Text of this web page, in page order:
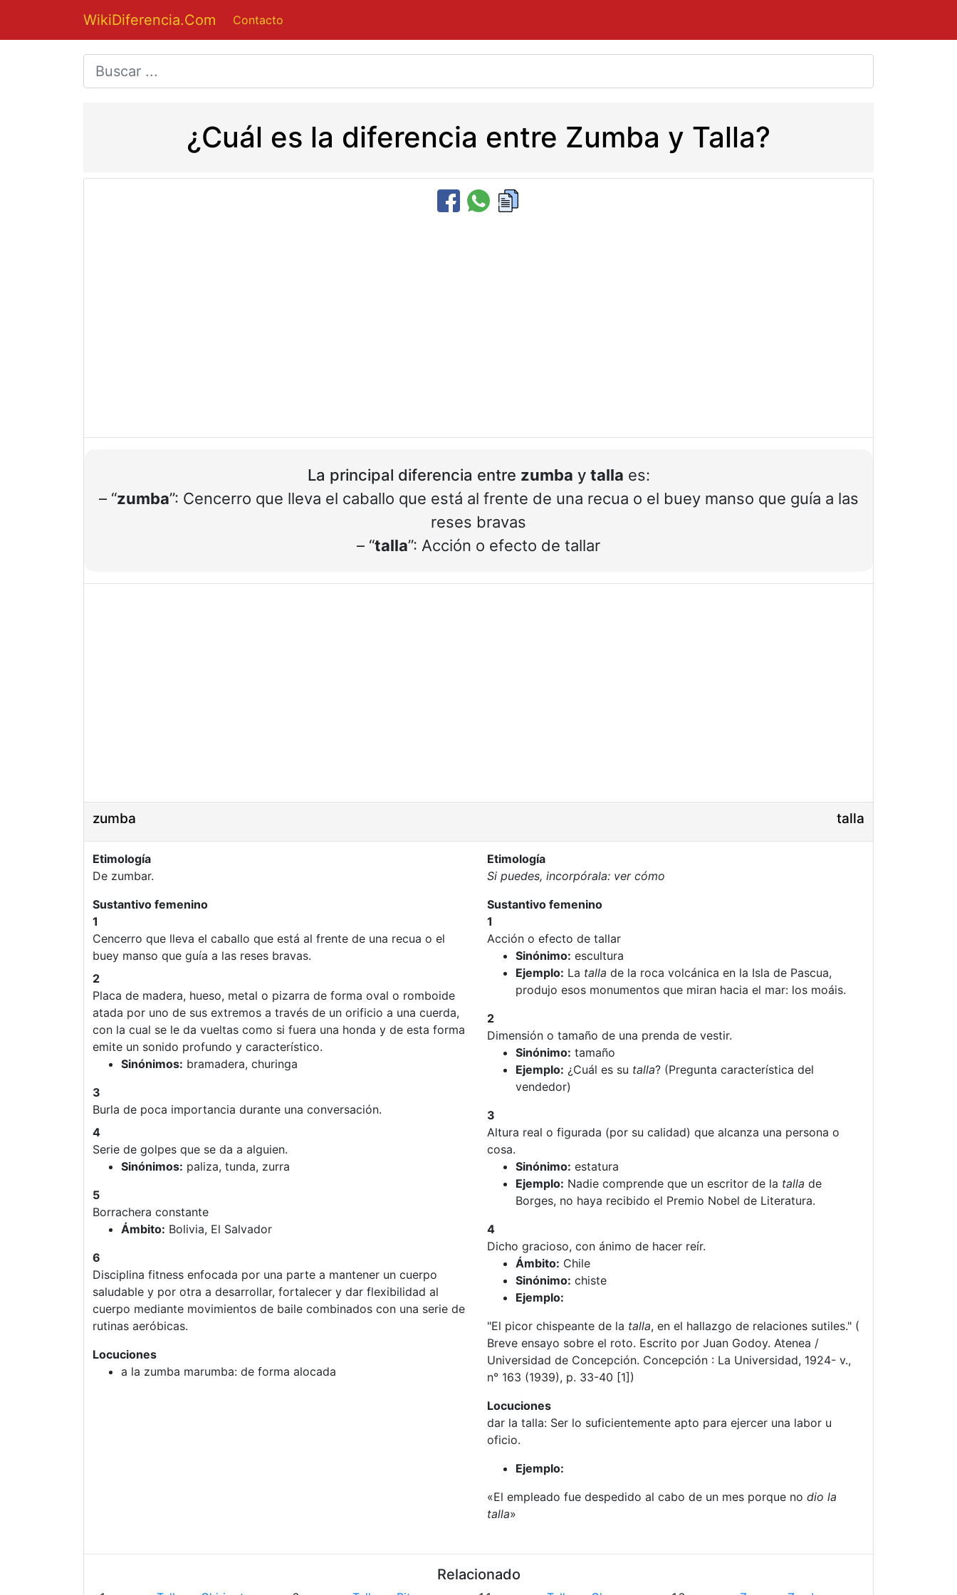
WikiDiferencia.Com Contacto
¿Cuál es la diferencia entre Zumba y Talla?
La principal diferencia entre zumba y talla es:
– “zumba”: Cencerro que lleva el caballo que está al frente de una recua o el buey manso que guía a las
reses bravas
– “talla”: Acción o efecto de tallar
zumba talla
Etimología
De zumbar.
Sustantivo femenino
1
Cencerro que lleva el caballo que está al frente de una recua o el
buey manso que guía a las reses bravas.
2
Placa de madera, hueso, metal o pizarra de forma oval o romboide
atada por uno de sus extremos a través de un orificio a una cuerda,
con la cual se le da vueltas como si fuera una honda y de esta forma
emite un sonido profundo y característico.
Sinónimos: bramadera, churinga
3
Burla de poca importancia durante una conversación.
4
Serie de golpes que se da a alguien.
Sinónimos: paliza, tunda, zurra
5
Borrachera constante
Ámbito: Bolivia, El Salvador
6
Disciplina fitness enfocada por una parte a mantener un cuerpo
saludable y por otra a desarrollar, fortalecer y dar flexibilidad al
cuerpo mediante movimientos de baile combinados con una serie de
rutinas aeróbicas.
Locuciones
a la zumba marumba: de forma alocada
Etimología
Si puedes, incorpórala: ver cómo
Sustantivo femenino
1
Acción o efecto de tallar
Sinónimo: escultura
Ejemplo: La talla de la roca volcánica en la Isla de Pascua,
produjo esos monumentos que miran hacia el mar: los moáis.
2
Dimensión o tamaño de una prenda de vestir.
Sinónimo: tamaño
Ejemplo: ¿Cuál es su talla? (Pregunta característica del
vendedor)
3
Altura real o figurada (por su calidad) que alcanza una persona o
cosa.
Sinónimo: estatura
Ejemplo: Nadie comprende que un escritor de la talla de
Borges, no haya recibido el Premio Nobel de Literatura.
4
Dicho gracioso, con ánimo de hacer reír.
Ámbito: Chile
Sinónimo: chiste
Ejemplo:
"El picor chispeante de la talla, en el hallazgo de relaciones sutiles." (
Breve ensayo sobre el roto. Escrito por Juan Godoy. Atenea /
Universidad de Concepción. Concepción : La Universidad, 1924- v.,
n° 163 (1939), p. 33-40 [1])
Locuciones
dar la talla: Ser lo suficientemente apto para ejercer una labor u
oficio.
Ejemplo:
«El empleado fue despedido al cabo de un mes porque no dio la
talla»
Relacionado